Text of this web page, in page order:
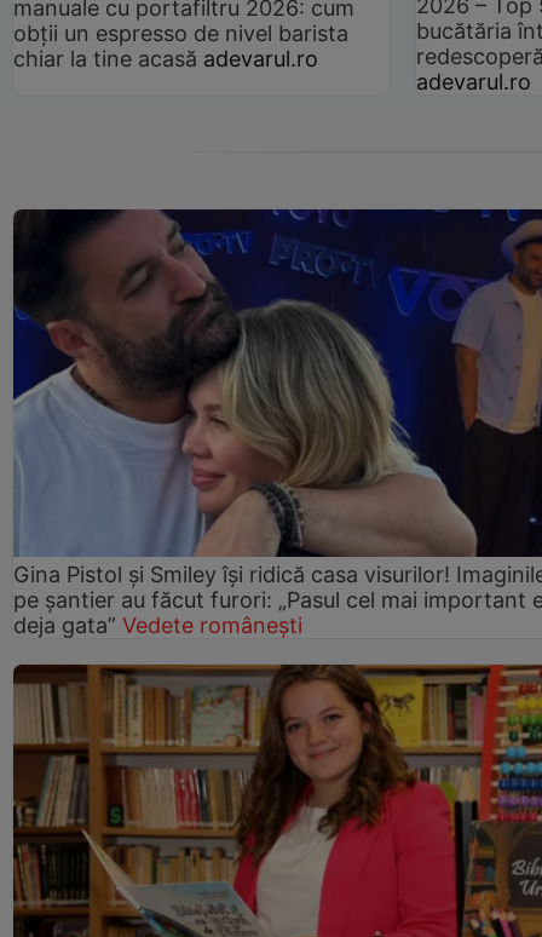
manuale cu portafiltru 2026: cum
obții un espresso de nivel barista
chiar la tine acasă adevarul.ro
2026 –
bucătăria
adevarul.ro
Gina Pistol și Smiley își ridică casa visurilor!
pe șantier au făcut furori: „Pasul cel mai important
deja gata” Vedete românești